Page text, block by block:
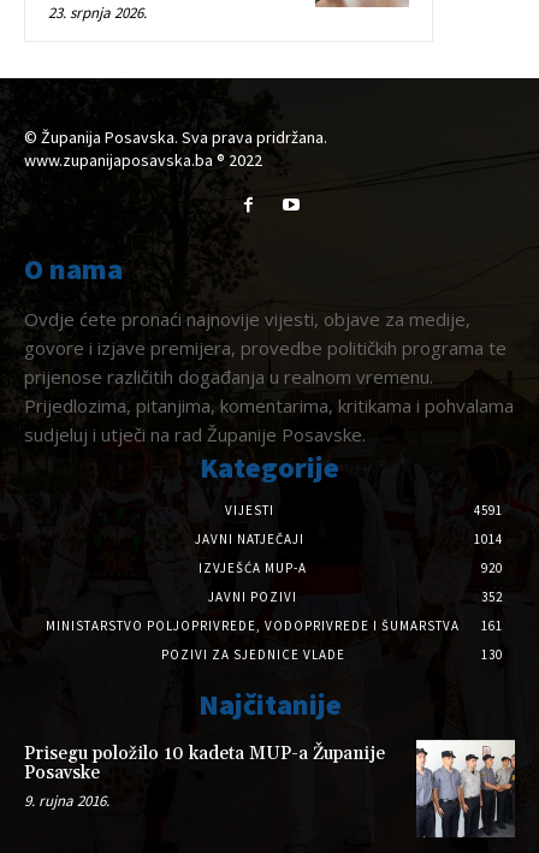
23. srpnja 2026.
© Županija Posavska. Sva prava pridržana.
www.zupanijaposavska.ba ® 2022
O nama
Ovdje ćete pronaći najnovije vijesti, objave za medije,
govore i izjave premijera, provedbe političkih programa te
prijenose različitih događanja u realnom vremenu.
Prijedlozima, pitanjima, komentarima, kritikama i pohvalama
sudjeluj i utječi na rad Županije Posavske.
Kategorije
VIJESTI
4591
JAVNI NATJEČAJI
1014
IZVJEŠĆA MUP-A
920
JAVNI POZIVI
352
MINISTARSTVO POLJOPRIVREDE, VODOPRIVREDE I ŠUMARSTVA
161
POZIVI ZA SJEDNICE VLADE
130
Najčitanije
Prisegu položilo 10 kadeta MUP-a Županije
Posavske
9. rujna 2016.